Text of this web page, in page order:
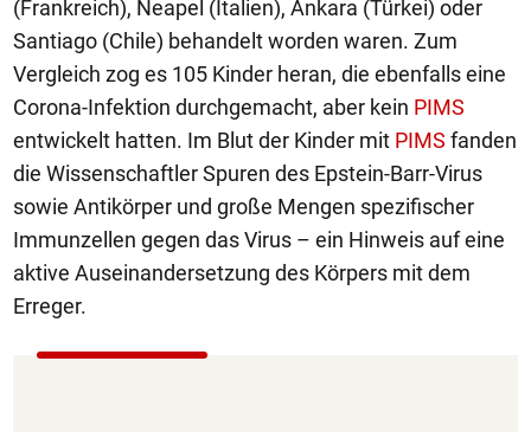
(Frankreich), Neapel (Italien), Ankara (Türkei) oder
Santiago (Chile) behandelt worden waren. Zum
Vergleich zog es 105 Kinder heran, die ebenfalls eine
Corona-Infektion durchgemacht, aber kein PIMS
entwickelt hatten. Im Blut der Kinder mit PIMS fanden
die Wissenschaftler Spuren des Epstein-Barr-Virus
sowie Antikörper und große Mengen spezifischer
Immunzellen gegen das Virus – ein Hinweis auf eine
aktive Auseinandersetzung des Körpers mit dem
Erreger.